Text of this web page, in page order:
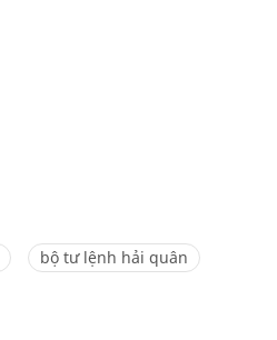
bộ tư lệnh hải quân